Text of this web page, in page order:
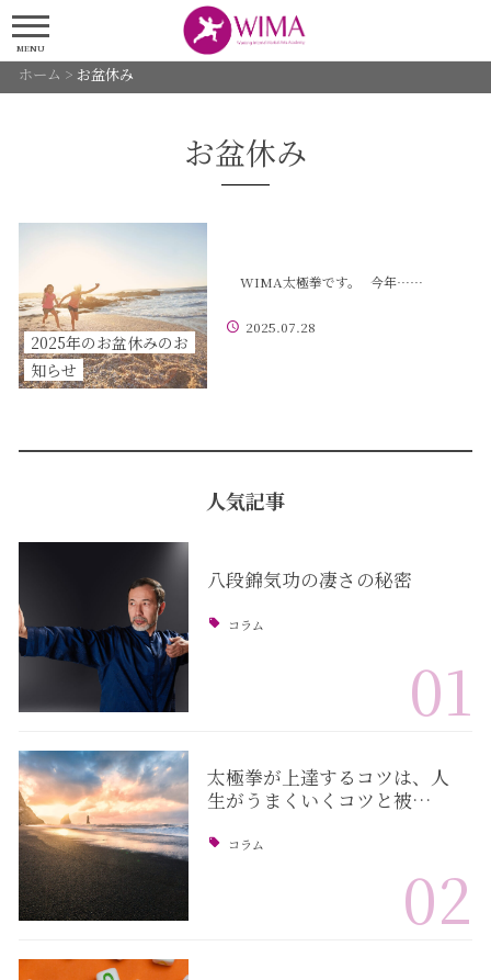
MENU
ホーム > お盆休み
お盆休み
2025年のお盆休みのお
知らせ
WIMA太極拳です。 今年……
2025.07.28
人気記事
八段錦気功の凄さの秘密
コラム
01
太極拳が上達するコツは、人
生がうまくいくコツと被…
コラム
02